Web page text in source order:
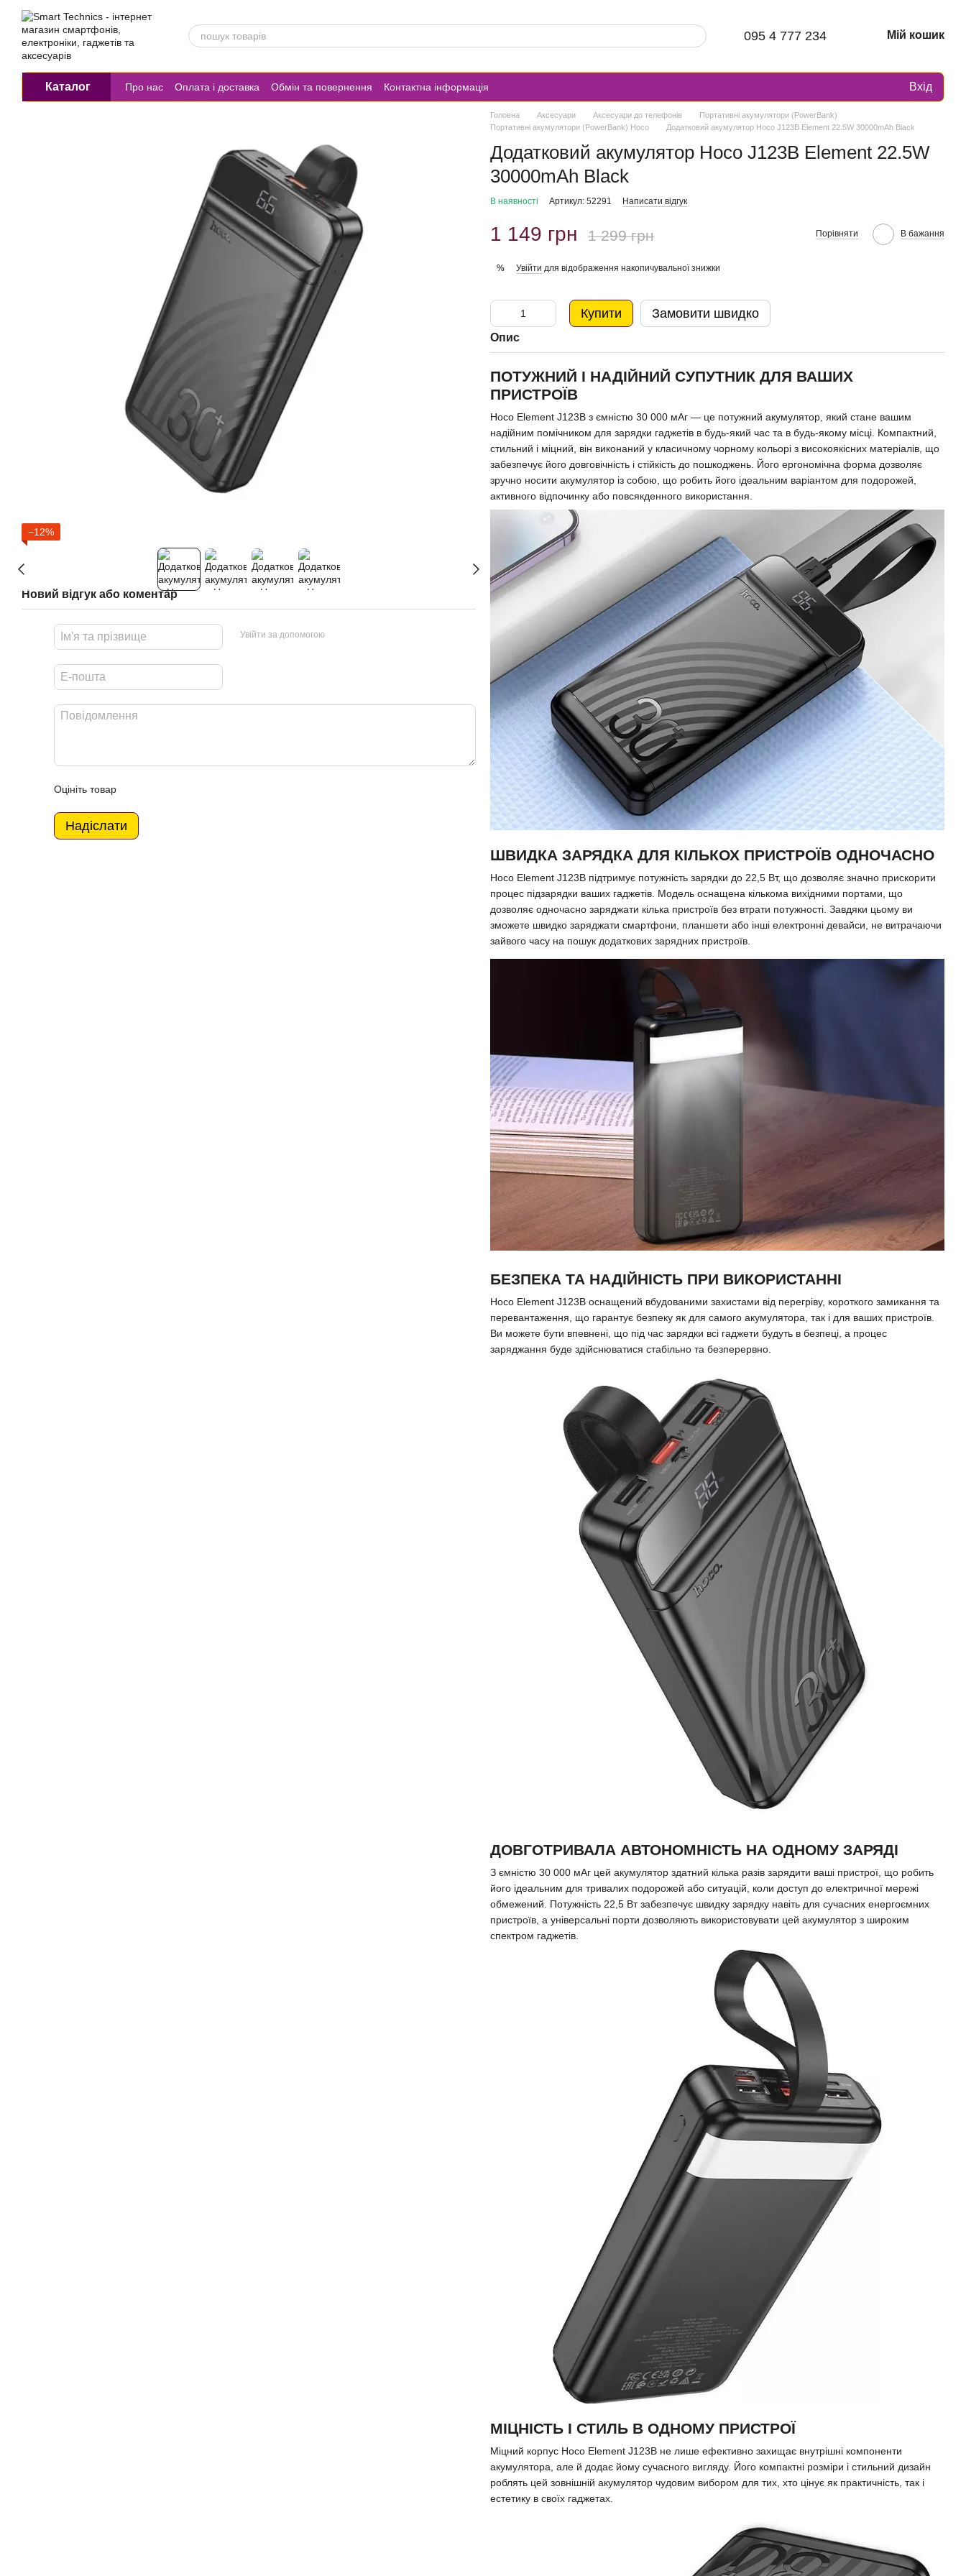
Перейти до основного контенту
095 4 777 234 Мій кошик
Каталог Про нас Оплата і доставка Обмін та повернення Контактна інформація Вхід
−12%
Новий відгук або коментар
Увійти за допомогою
Оцініть товар
Надіслати
Головна Аксесуари Аксесуари до телефонів
Портативні акумулятори (PowerBank)
Портативні акумулятори (PowerBank) Hoco
Додатковий акумулятор Hoco J123B Element 22.5W 30000mAh Black
Додатковий акумулятор Hoco J123B Element 22.5W
30000mAh Black
В наявності Артикул: 52291 Написати відгук
1 149 грн 1 299 грн Порівняти В бажання
% Увійти для відображення накопичувальної знижки
Купити Замовити швидко
Опис
ПОТУЖНИЙ І НАДІЙНИЙ СУПУТНИК ДЛЯ ВАШИХ
ПРИСТРОЇВ
Hoco Element J123B з ємністю 30 000 мАг — це потужний акумулятор, який стане вашим
надійним помічником для зарядки гаджетів в будь-який час та в будь-якому місці. Компактний,
стильний і міцний, він виконаний у класичному чорному кольорі з високоякісних матеріалів, що
забезпечує його довговічність і стійкість до пошкоджень. Його ергономічна форма дозволяє
зручно носити акумулятор із собою, що робить його ідеальним варіантом для подорожей,
активного відпочинку або повсякденного використання.
ШВИДКА ЗАРЯДКА ДЛЯ КІЛЬКОХ ПРИСТРОЇВ ОДНОЧАСНО
Hoco Element J123B підтримує потужність зарядки до 22,5 Вт, що дозволяє значно прискорити
процес підзарядки ваших гаджетів. Модель оснащена кількома вихідними портами, що
дозволяє одночасно заряджати кілька пристроїв без втрати потужності. Завдяки цьому ви
зможете швидко заряджати смартфони, планшети або інші електронні девайси, не витрачаючи
зайвого часу на пошук додаткових зарядних пристроїв.
БЕЗПЕКА ТА НАДІЙНІСТЬ ПРИ ВИКОРИСТАННІ
Hoco Element J123B оснащений вбудованими захистами від перегріву, короткого замикання та
перевантаження, що гарантує безпеку як для самого акумулятора, так і для ваших пристроїв.
Ви можете бути впевнені, що під час зарядки всі гаджети будуть в безпеці, а процес
заряджання буде здійснюватися стабільно та безперервно.
ДОВГОТРИВАЛА АВТОНОМНІСТЬ НА ОДНОМУ ЗАРЯДІ
З ємністю 30 000 мАг цей акумулятор здатний кілька разів зарядити ваші пристрої, що робить
його ідеальним для тривалих подорожей або ситуацій, коли доступ до електричної мережі
обмежений. Потужність 22,5 Вт забезпечує швидку зарядку навіть для сучасних енергоємних
пристроїв, а універсальні порти дозволяють використовувати цей акумулятор з широким
спектром гаджетів.
МІЦНІСТЬ І СТИЛЬ В ОДНОМУ ПРИСТРОЇ
Міцний корпус Hoco Element J123B не лише ефективно захищає внутрішні компоненти
акумулятора, але й додає йому сучасного вигляду. Його компактні розміри і стильний дизайн
роблять цей зовнішній акумулятор чудовим вибором для тих, хто цінує як практичність, так і
естетику в своїх гаджетах.